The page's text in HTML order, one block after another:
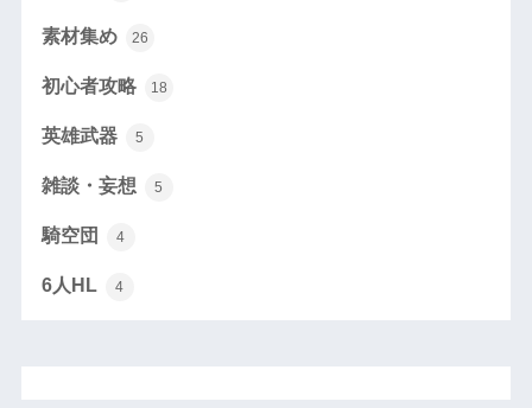
素材集め 26
初心者攻略 18
英雄武器 5
雑談・妄想 5
騎空団 4
6人HL 4